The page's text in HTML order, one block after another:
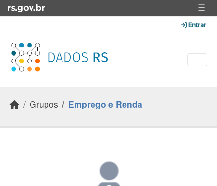
Skip to main content ☰
Entrar
Grupos Emprego e Renda